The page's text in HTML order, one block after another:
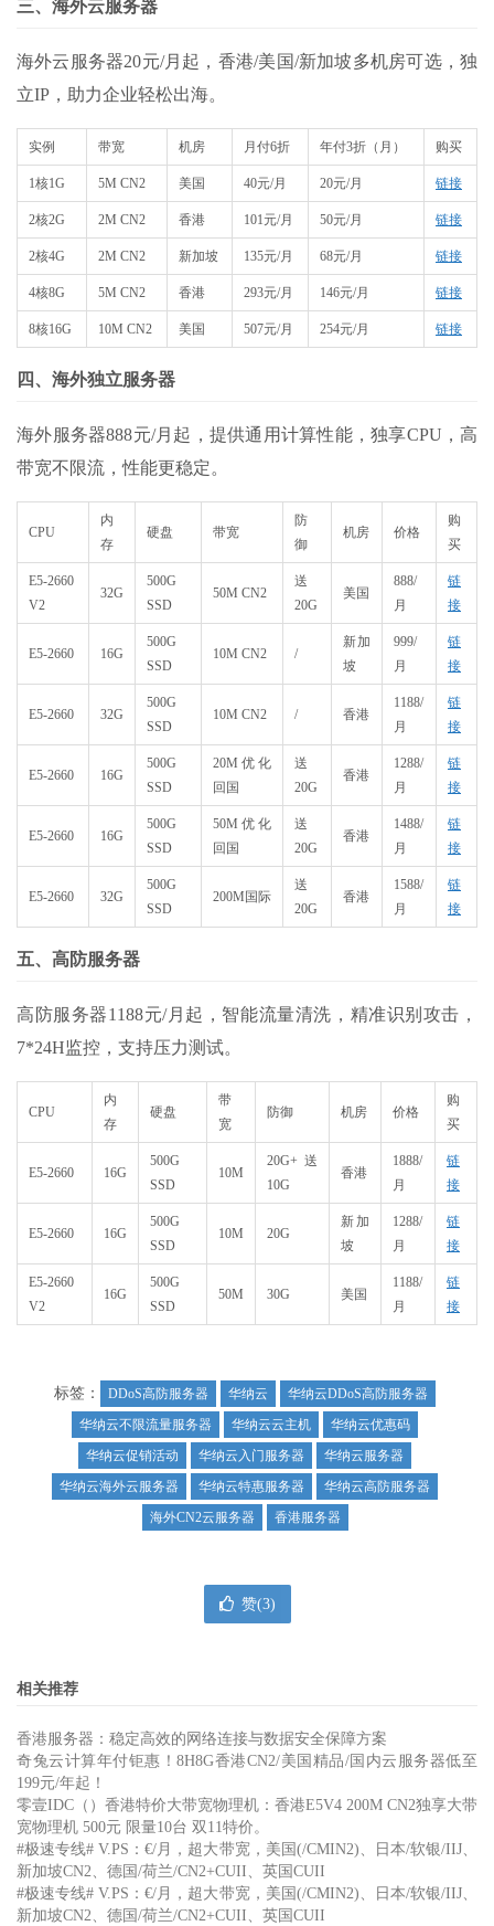
三、海外云服务器
海外云服务器20元/月起，香港/美国/新加坡多机房可选，独
立IP，助力企业轻松出海。
实例 带宽 机房 月付6折 年付3折（月） 购买
1核1G 5M CN2 美国 40元/月 20元/月 链接
2核2G 2M CN2 香港 101元/月 50元/月 链接
2核4G 2M CN2 新加坡 135元/月 68元/月 链接
4核8G 5M CN2 香港 293元/月 146元/月 链接
8核16G 10M CN2 美国 507元/月 254元/月 链接
四、海外独立服务器
海外服务器888元/月起，提供通用计算性能，独享CPU，高
带宽不限流，性能更稳定。
CPU
内
存
硬盘 带宽
防
御
机房 价格
购
买
E5-2660
V2
32G
500G
SSD
50M CN2
送
20G
美国
888/
月
链
接
E5-2660 16G
500G
SSD
10M CN2 /
新加
坡
999/
月
链
接
E5-2660 32G
500G
SSD
10M CN2 / 香港
1188/
月
链
接
E5-2660 16G
500G
SSD
20M优化
回国
送
20G
香港
1288/
月
链
接
E5-2660 16G
500G
SSD
50M优化
回国
送
20G
香港
1488/
月
链
接
E5-2660 32G
500G
SSD
200M国际
送
20G
香港
1588/
月
链
接
五、高防服务器
高防服务器1188元/月起，智能流量清洗，精准识别攻击，
7*24H监控，支持压力测试。
CPU
内
存
硬盘
带
宽
防御 机房 价格
购
买
E5-2660 16G
500G
SSD
10M
20G+送
10G
香港
1888/
月
链
接
E5-2660 16G
500G
SSD
10M 20G
新加
坡
1288/
月
链
接
E5-2660
V2
16G
500G
SSD
50M 30G 美国
1188/
月
链
接
标签： DDoS高防服务器 华纳云
华纳云DDoS高防服务器
华纳云不限流量服务器
华纳云云主机
华纳云优惠码
华纳云促销活动
华纳云入门服务器
华纳云服务器
华纳云海外云服务器
华纳云特惠服务器
华纳云高防服务器
海外CN2云服务器
香港服务器
赞(3)
相关推荐
香港服务器：稳定高效的网络连接与数据安全保障方案
奇兔云计算年付钜惠！8H8G香港CN2/美国精品/国内云服务器低至
199元/年起！
零壹IDC（）香港特价大带宽物理机：香港E5V4 200M CN2独享大带
宽物理机 500元 限量10台 双11特价。
#极速专线# V.PS：€/月，超大带宽，美国(/CMIN2)、日本/软银/IIJ、
新加坡CN2、德国/荷兰/CN2+CUII、英国CUII
#极速专线# V.PS：€/月，超大带宽，美国(/CMIN2)、日本/软银/IIJ、
新加坡CN2、德国/荷兰/CN2+CUII、英国CUII